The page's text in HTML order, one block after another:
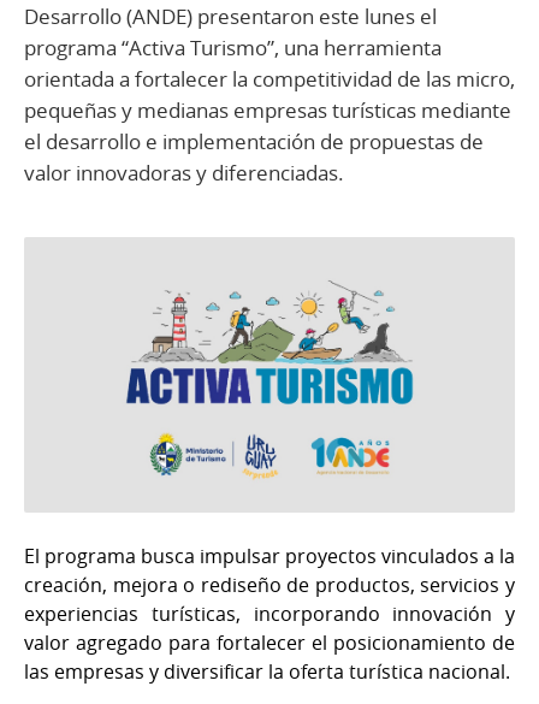
Desarrollo (ANDE) presentaron este lunes el
programa “Activa Turismo”, una herramienta
orientada a fortalecer la competitividad de las micro,
pequeñas y medianas empresas turísticas mediante
el desarrollo e implementación de propuestas de
valor innovadoras y diferenciadas.
El programa busca impulsar proyectos vinculados a la
creación, mejora o rediseño de productos, servicios y
experiencias turísticas, incorporando innovación y
valor agregado para fortalecer el posicionamiento de
las empresas y diversificar la oferta turística nacional.